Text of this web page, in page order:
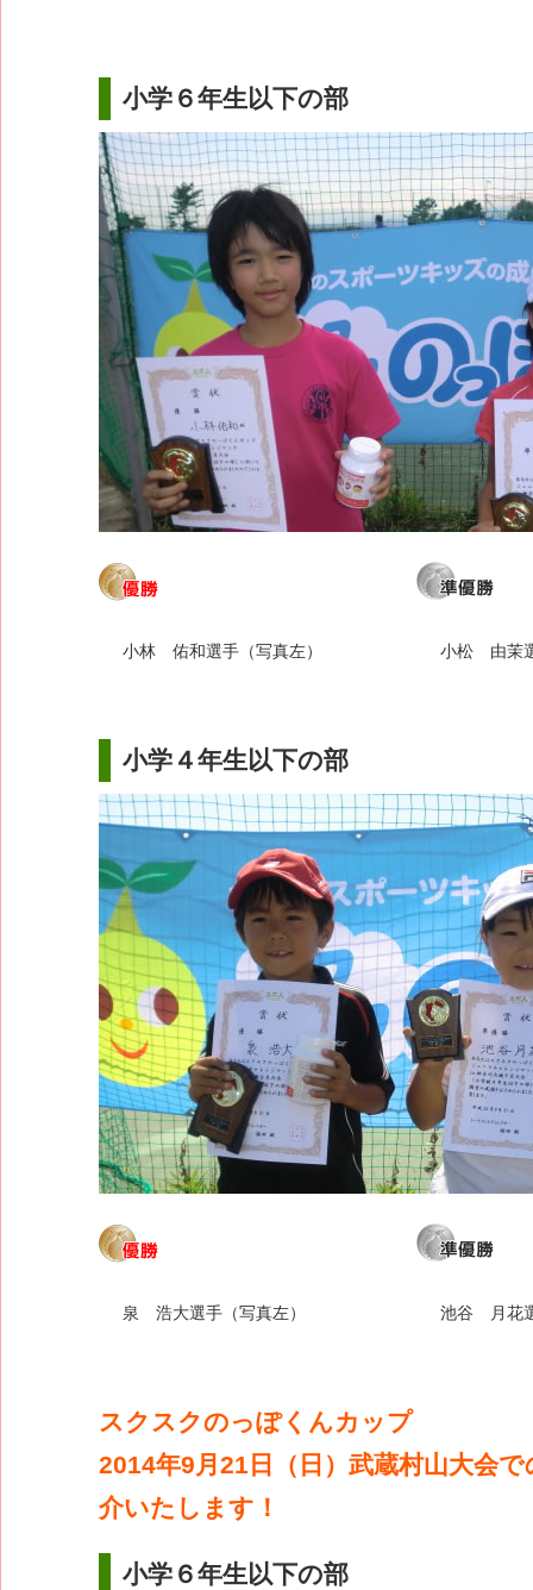
小学６年生以下の部
小林 佑和選手（写真左） 小松 由茉
小学４年生以下の部
泉 浩大選手（写真左） 池谷 月花
スクスクのっぽくんカップ
2014年9月21日（日）武蔵村山大会
介いたします！
小学６年生以下の部